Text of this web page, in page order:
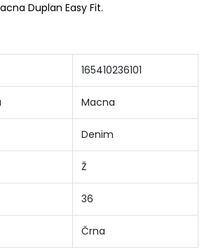
Duplan Easy Fit.
165410236101
Macna
Denim
Ž
36
Črna